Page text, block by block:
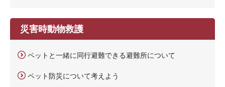
災害時動物救護
ペットと一緒に同行避難できる避難所について
ペット防災について考えよう